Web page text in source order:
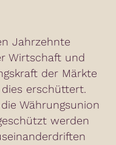
Jahrzehnte
Wirtschaft und
der Märkte
erschüttert.
Währungsunion
werden